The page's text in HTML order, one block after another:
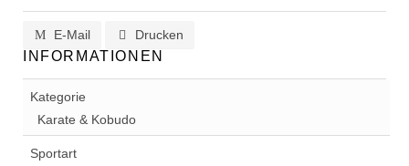
E-Mail Drucken
INFORMATIONEN
Kategorie
Karate & Kobudo
Sportart